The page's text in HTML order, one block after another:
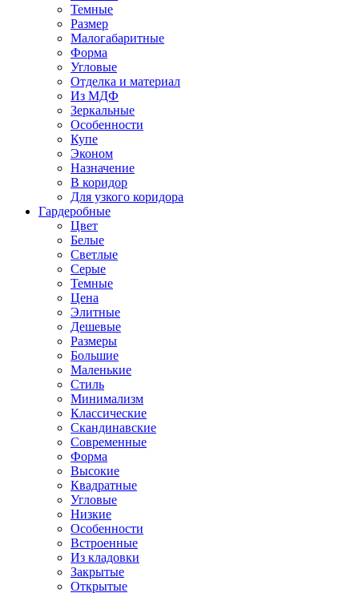
Темные
Размер
Малогабаритные
Форма
Угловые
Отделка и материал
Из МДФ
Зеркальные
Особенности
Купе
Эконом
Назначение
В коридор
Для узкого коридора
Гардеробные
Цвет
Белые
Светлые
Серые
Темные
Цена
Элитные
Дешевые
Размеры
Большие
Маленькие
Стиль
Минимализм
Классические
Скандинавские
Современные
Форма
Высокие
Квадратные
Угловые
Низкие
Особенности
Встроенные
Из кладовки
Закрытые
Открытые